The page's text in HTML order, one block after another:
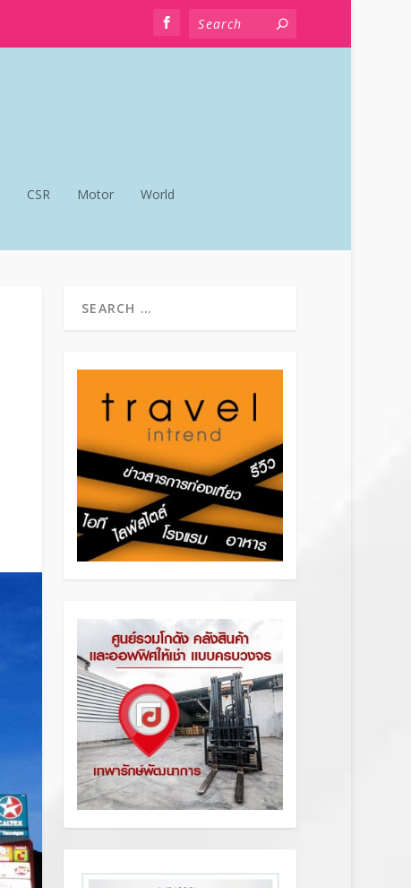
CSR Motor World